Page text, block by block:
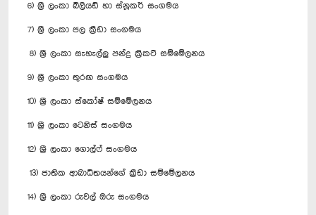
6) ශ්‍රී ලංකා බිලියඩ් හා ස්නූකර් සංගමය
7) ශ්‍රී ලංකා ජල ක්‍රීඩා සංගමය
8) ශ්‍රී ලංකා සැහැල්ලු පන්දු ක්‍රිකට් සම්මේලනය
9) ශ්‍රී ලංකා තුරඟ සංගමය
10) ශ්‍රී ලංකා ස්කෝෂ් සම්මේලනය
11) ශ්‍රී ලංකා ටෙනිස් සංගමය
12) ශ්‍රී ලංකා ගොල්ෆ් සංගමය
13) ජාතික ආබාධිතයන්ගේ ක්‍රීඩා සම්මේලනය
14) ශ්‍රී ලංකා රුවල් ඔරු සංගමය